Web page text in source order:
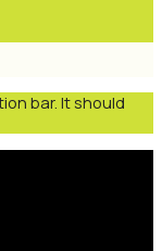
bar. It should